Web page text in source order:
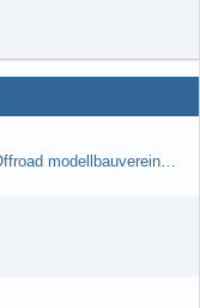
Gibt es noch in Raum Hannover RC Car Offroad modellbauvereine, habe selbst schon gegoogelt aber erfolglos